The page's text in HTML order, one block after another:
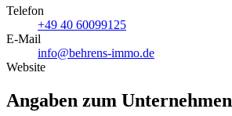
Telefon
+49 40 60099125
E-Mail
info@behrens-immo.de
Website
Angaben zum Unternehmen